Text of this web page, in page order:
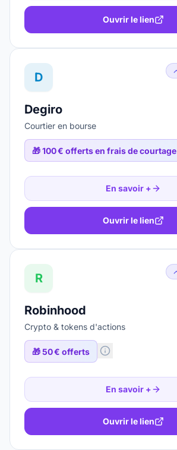
Ouvrir le lien
D
Degiro
Courtier en bourse
🎁100 € offerts en frais de courtage
En savoir +
Ouvrir le lien
R
Robinhood
Crypto & tokens d'actions
🎁50 € offerts
En savoir +
Ouvrir le lien